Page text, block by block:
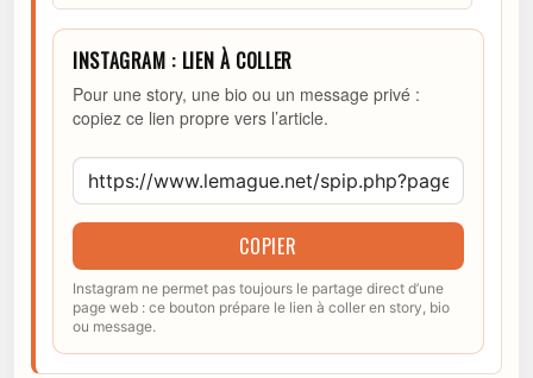
INSTAGRAM : LIEN À COLLER
Pour une story, une bio ou un message privé :
copiez ce lien propre vers l’article.
COPIER
Instagram ne permet pas toujours le partage direct d’une
page web : ce bouton prépare le lien à coller en story, bio
ou message.